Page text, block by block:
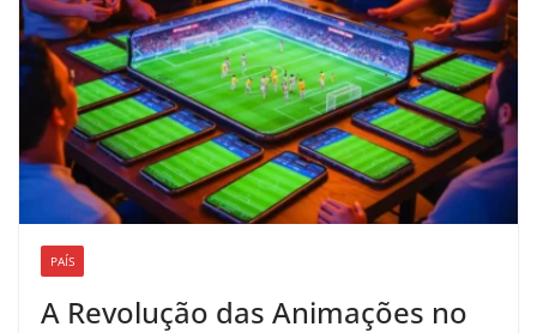
PAÍS
A Revolução das Animações no